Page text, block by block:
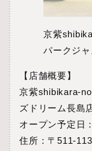
京紫
パークジ
【店舗概要】
京紫shibikara-
ズドリーム長島
オープン予定日
住所：〒511-